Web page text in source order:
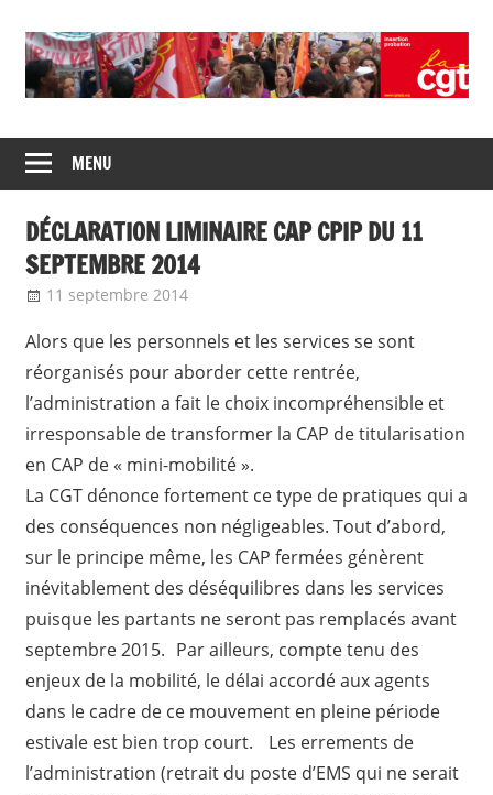
content
CGT
insertion
probation
de
syndicats
CGT
insertion
probation
MENU
DÉCLARATION LIMINAIRE CAP CPIP DU 11
SEPTEMBRE 2014
11 septembre 2014
Alors que les personnels et les services se sont
réorganisés pour aborder cette rentrée,
l’administration a fait le choix incompréhensible et
irresponsable de transformer la CAP de titularisation
en CAP de « mini-mobilité ».
La CGT dénonce fortement ce type de pratiques qui a
des conséquences non négligeables. Tout d’abord,
sur le principe même, les CAP fermées génèrent
inévitablement des déséquilibres dans les services
puisque les partants ne seront pas remplacés avant
septembre 2015. Par ailleurs, compte tenu des
enjeux de la mobilité, le délai accordé aux agents
dans le cadre de ce mouvement en pleine période
estivale est bien trop court. Les errements de
l’administration (retrait du poste d’EMS qui ne serait